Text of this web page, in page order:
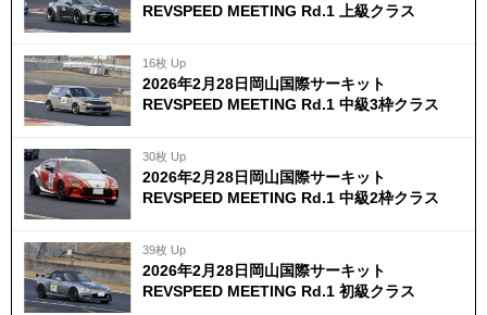
REVSPEED MEETING Rd.1 上級クラス
16枚 Up
2026年2月28日岡山国際サーキット
REVSPEED MEETING Rd.1 中級3枠クラス
30枚 Up
2026年2月28日岡山国際サーキット
REVSPEED MEETING Rd.1 中級2枠クラス
39枚 Up
2026年2月28日岡山国際サーキット
REVSPEED MEETING Rd.1 初級クラス